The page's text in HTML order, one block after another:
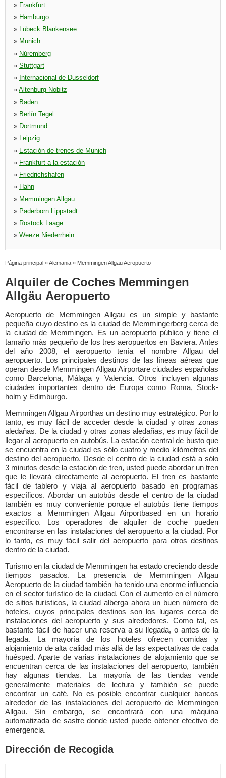
» Frankfurt
» Hamburgo
» Lübeck Blankensee
» Munich
» Núremberg
» Stuttgart
» Internacional de Dusseldorf
» Altenburg Nobitz
» Baden
» Berlín Tegel
» Dortmund
» Leipzig
» Estación de trenes de Munich
» Frankfurt a la estación
» Friedrichshafen
» Hahn
» Memmingen Allgäu
» Paderborn Lippstadt
» Rostock Laage
» Weeze Niederrhein
Página principal »Alemania » Memmingen Allgäu Aeropuerto
Alquiler de Coches Memmingen
Allgäu Aeropuerto
Aeropuerto de Memmingen Allgau es un simple y bastante
pequeña cuyo destino es la ciudad de Memmingerberg cerca de
la ciudad de Memmingen. Es un aeropuerto público y tiene el
tamaño más pequeño de los tres aeropuertos en Baviera. Antes
del año 2008, el aeropuerto tenía el nombre Allgau del
aeropuerto. Los principales destinos de las líneas aéreas que
operan desde Memmingen Allgau Airportare ciudades españolas
como Barcelona, Málaga y Valencia. Otros incluyen algunas
ciudades importantes dentro de Europa como Roma, Stock-
holm y Edimburgo.
Memmingen Allgau Airporthas un destino muy estratégico. Por lo
tanto, es muy fácil de acceder desde la ciudad y otras zonas
aledañas. De la ciudad y otras zonas aledañas, es muy fácil de
llegar al aeropuerto en autobús. La estación central de busto que
se encuentra en la ciudad es sólo cuatro y medio kilómetros del
destino del aeropuerto. Desde el centro de la ciudad está a sólo
3 minutos desde la estación de tren, usted puede abordar un tren
que le llevará directamente al aeropuerto. El tren es bastante
fácil de tablero y viaja al aeropuerto basado en programas
específicos. Abordar un autobús desde el centro de la ciudad
también es muy conveniente porque el autobús tiene tiempos
exactos a Memmingen Allgau Airportbased en un horario
específico. Los operadores de alquiler de coche pueden
encontrarse en las instalaciones del aeropuerto a la ciudad. Por
lo tanto, es muy fácil salir del aeropuerto para otros destinos
dentro de la ciudad.
Turismo en la ciudad de Memmingen ha estado creciendo desde
tiempos pasados. La presencia de Memmingen Allgau
Aeropuerto de la ciudad también ha tenido una enorme influencia
en el sector turístico de la ciudad. Con el aumento en el número
de sitios turísticos, la ciudad alberga ahora un buen número de
hoteles, cuyos principales destinos son los lugares cerca de
instalaciones del aeropuerto y sus alrededores. Como tal, es
bastante fácil de hacer una reserva a su llegada, o antes de la
llegada. La mayoría de los hoteles ofrecen comidas y
alojamiento de alta calidad más allá de las expectativas de cada
huésped. Aparte de varias instalaciones de alojamiento que se
encuentran cerca de las instalaciones del aeropuerto, también
hay algunas tiendas. La mayoría de las tiendas vende
generalmente materiales de lectura y también se puede
encontrar un café. No es posible encontrar cualquier bancos
alrededor de las instalaciones del aeropuerto de Memmingen
Allgau. Sin embargo, se encontrará con una máquina
automatizada de sastre donde usted puede obtener efectivo de
emergencia.
Dirección de Recogida